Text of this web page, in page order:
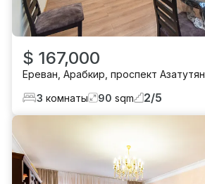
$ 167,000
Ереван Арабкир проспект Азатутян
3 комнаты 90 sqm 2/5